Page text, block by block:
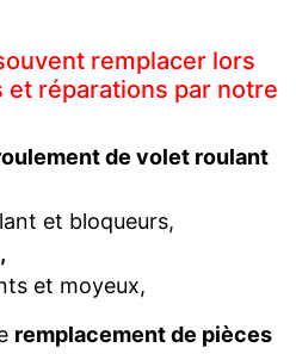
remplacer lors
et réparations par notre
de volet roulant
et bloqueurs,
et moyeux,
remplacement de pièces